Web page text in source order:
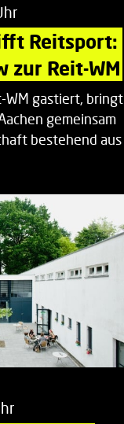
Reitsport:
zur Reit-WM
WM gastiert, bringt
gemeinsam
bestehend aus